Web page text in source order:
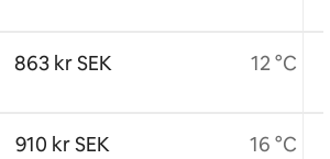
863 kr SEK
910 kr SEK
12 °C
16 °C